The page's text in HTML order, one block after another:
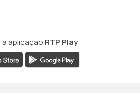
a aplicação RTP Play